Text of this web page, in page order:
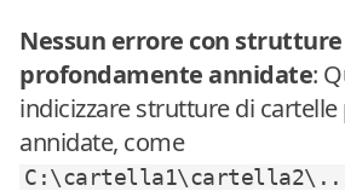
Nessun errore con
profondamente annidate:
indicizzare strutture di
annidate, come